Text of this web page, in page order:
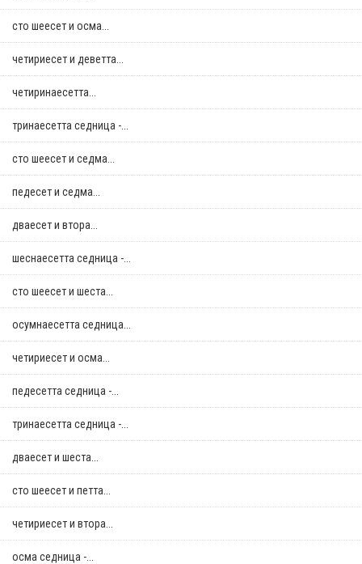
сто шеесет и осма...
четириесет и деветта...
четиринаесетта...
тринаесетта седница -...
сто шеесет и седма...
педесет и седма...
дваесет и втора...
шеснаесетта седница -...
сто шеесет и шеста...
осумнaесетта седница...
четириесет и осма...
педесетта седница -...
тринаесетта седница -...
дваесет и шеста...
сто шеесет и петта...
четириесет и втора...
осма седница -...